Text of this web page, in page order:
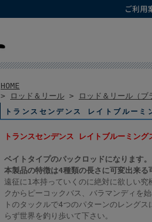
ご利用
HOME
>
ロッド＆リール > ロッド＆リール（ブ
トランスセンデンス レイトブル
トランスセンデンス レイトブルーミン
ベイトタイプのパックロッドになります。
本製品の特徴は4種類の長さに可変出来る
遠征に1本持っていくのに絶対に欲しい
クからピーコックバス、バラマンディを
トのタックルで4つのパターンのレング
らず世界を釣り歩いて下さい。